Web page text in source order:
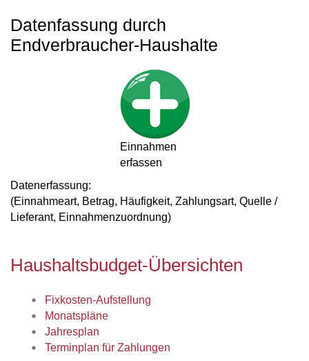
Datenfassung durch
Endverbraucher-Haushalte
Einnahmen
erfassen
Datenerfassung:
(Einnahmeart, Betrag, Häufigkeit, Zahlungsart, Quelle /
Lieferant, Einnahmenzuordnung)
Haushaltsbudget-Übersichten
Fixkosten-Aufstellung
Monatspläne
Jahresplan
Terminplan für Zahlungen